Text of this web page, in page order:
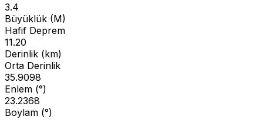
3.4
Büyüklük (M)
Hafif Deprem
11.20
Derinlik (km)
Orta Derinlik
35.9098
Enlem (°)
23.2368
Boylam (°)